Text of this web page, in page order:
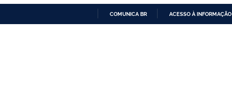
COMUNICA BR ACESSO À INFORMAÇÃO